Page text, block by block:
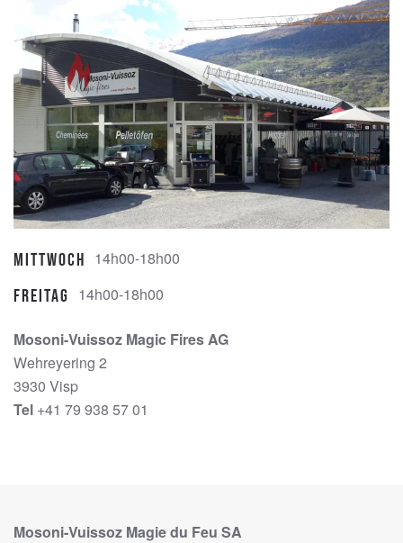
Mittwoch 14h00-18h00
Freitag 14h00-18h00
Mosoni-Vuissoz Magic Fires AG
Wehreyering 2
3930 Visp
Tel +41 79 938 57 01
Mosoni-Vuissoz Magie du Feu SA